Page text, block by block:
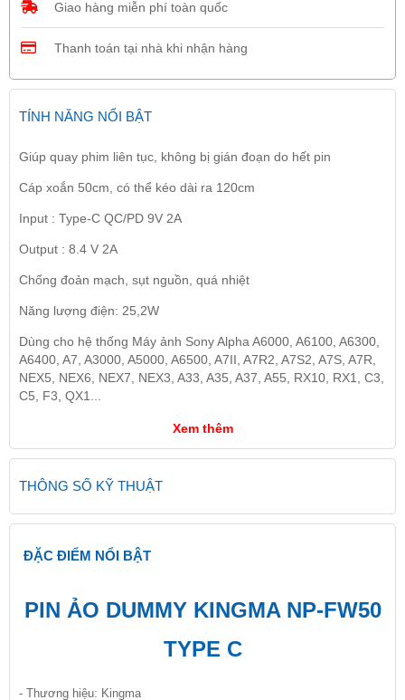
Giao hàng miễn phí toàn quốc
Thanh toán tại nhà khi nhận hàng
TÍNH NĂNG NỔI BẬT
Giúp quay phim liên tục, không bị gián đoạn do hết pin
Cáp xoắn 50cm, có thể kéo dài ra 120cm
Input : Type-C QC/PD 9V 2A
Output : 8.4 V 2A
Chống đoản mạch, sụt nguồn, quá nhiệt
Năng lượng điện: 25,2W
Dùng cho hệ thống Máy ảnh Sony Alpha A6000, A6100, A6300,
A6400, A7, A3000, A5000, A6500, A7II, A7R2, A7S2, A7S, A7R,
NEX5, NEX6, NEX7, NEX3, A33, A35, A37, A55, RX10, RX1, C3,
C5, F3, QX1...
Xem thêm
THÔNG SỐ KỸ THUẬT
ĐẶC ĐIỂM NỔI BẬT
PIN ẢO DUMMY KINGMA NP-FW50
TYPE C
- Thương hiệu: Kingma